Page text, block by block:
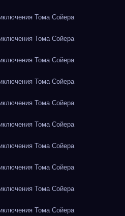
Тома Сойера
Тома Сойера
Тома Сойера
Тома Сойера
Тома Сойера
Тома Сойера
Тома Сойера
Тома Сойера
Тома Сойера
Тома Сойера